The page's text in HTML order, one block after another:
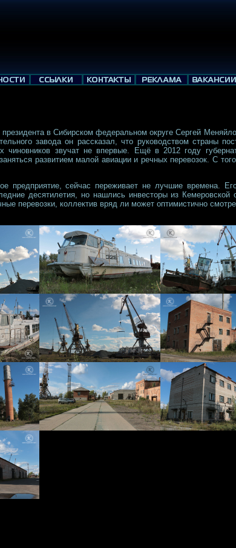
президента в Сибирском федеральном округе Сергей
завода он рассказал, что руководством страны
чиновников звучат не впервые. Ещё в 2012 году
развитием малой авиации и речных перевозок. С
предприятие, сейчас переживает не лучшие времена.
десятилетия, но нашлись инвесторы из Кемеровской
перевозки, коллектив вряд ли может оптимистично